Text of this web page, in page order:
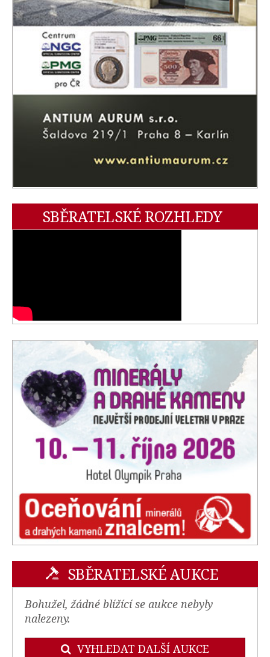
SBĚRATELSKÉ ROZHLEDY
SBĚRATELSKÉ AUKCE
Bohužel, žádné blížící se aukce nebyly
nalezeny.
VYHLEDAT DALŠÍ AUKCE